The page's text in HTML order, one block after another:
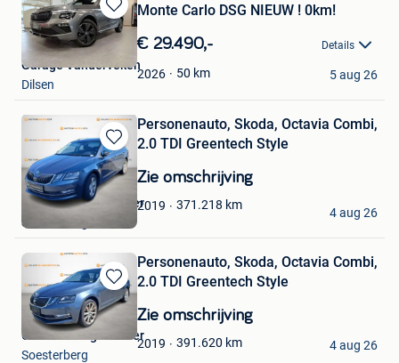
Bewaren
in
Mijn
Favorieten
Monte Carlo DSG NIEUW ! 0km!
€ 29.490,- Details
2026 50 km
Garage Vanderveken
Dilsen
5 aug 26
Bewaren
in
Mijn
Favorieten
Personenauto, Skoda, Octavia Combi,
2.0 TDI Greentech Style
Zie omschrijving
2019 371.218 km
Onlineveilingmeester
Soesterberg
4 aug 26
Bewaren
in
Mijn
Favorieten
Personenauto, Skoda, Octavia Combi,
2.0 TDI Greentech Style
Zie omschrijving
2019 391.620 km
Onlineveilingmeester
Soesterberg
4 aug 26